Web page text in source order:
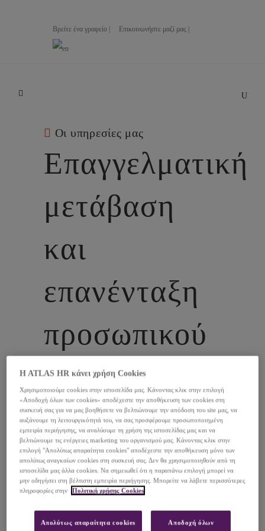
Βρείτε ένα γραφείο | Επικοινωνήστε μαζί μας |
Οι υπηρεσίες μας
Επαγγελματική
μετάβαση
και
επανένταξη
προσωπικού
Επικοινωνία
Βοηθάμε στην εύκολη μετάβαση
των εργαζομένων σε νέες θέσεις
εργασίας και ευκαιρίες καριέρας.
H ATLAS HR κάνει χρήση Cookies
Χρησιμοποιούμε cookies στην ιστοσελίδα μας. Κάνοντας κλικ στην επιλογή
«Αποδοχή όλων των cookies» αποδέχεστε την αποθήκευση των cookies στη
συσκευή σας για να μας βοηθήσετε να βελτιώνουμε την απόδοση του site μας, να
αυξάνουμε τη λειτουργικότητά του, να σας προσφέρουμε προσωποποιημένη
εμπειρία περιήγησης, να αναλύουμε τη χρήση της ιστοσελίδας μας και να
βελτιώνουμε τις ενέργειες marketing του οργανισμού μας. Κάνοντας κλικ στην
επιλογή "Απολύτως απαραίτητα cookies" αποδέχεστε την αποθήκευση μόνο των
απολύτως αναγκαίων cookies στη συσκευή σας. Δεν θα χρησιμοποιηθούν από τη
ιστοσελίδα μας άλλα cookies. Να σημειωθεί ότι η παραπάνω επιλογή μπορεί να
μην οδηγήσει στη βέλτιστη εμπειρία περιήγησης. Μπορείτε να λάβετε περισσότερες
πληροφορίες στην
Πολιτική χρήσης Cookies
Απολύτως απαραίτητα cookies Αποδοχή όλων